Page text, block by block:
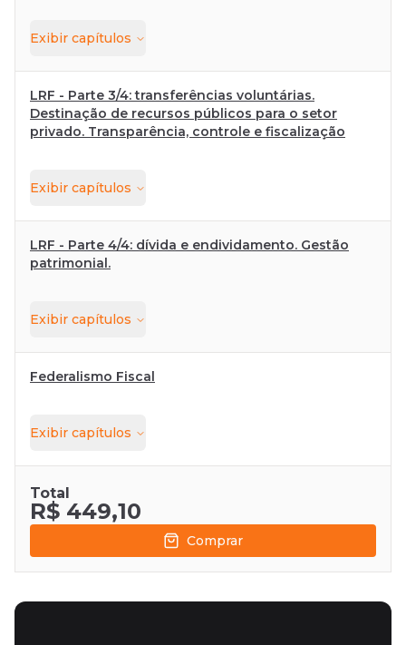
Exibir capítulos
LRF - Parte 3/4: transferências voluntárias.
Destinação de recursos públicos para o setor
privado. Transparência, controle e fiscalização
Exibir capítulos
LRF - Parte 4/4: dívida e endividamento. Gestão
patrimonial.
Exibir capítulos
Federalismo Fiscal
Exibir capítulos
Total
R$ 449,10
Comprar